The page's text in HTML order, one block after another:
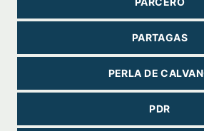
PARTAGAS
PERLA DE
PDR